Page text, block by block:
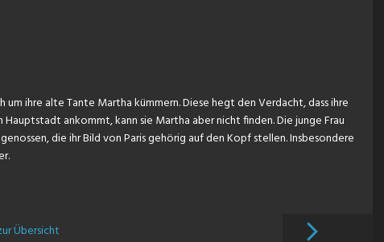
um ihre alte Tante Martha kümmern. Diese hegt den Verdacht, dass ihre
ankommt, kann sie Martha aber nicht finden. Die junge Frau
die ihr Bild von Paris gehörig auf den Kopf stellen. Insbesondere
Übersicht